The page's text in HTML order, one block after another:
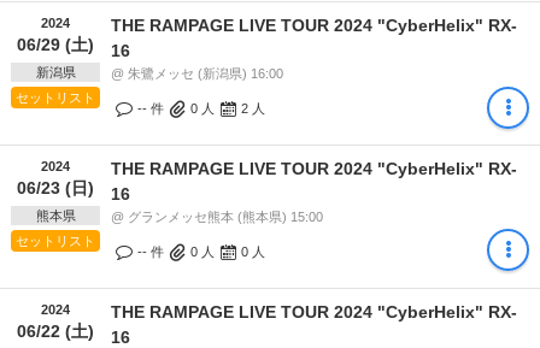
2024
06/29 (土)
新潟県
セットリスト
THE RAMPAGE LIVE TOUR 2024 "CyberHelix" RX-
16
@ 朱鷺メッセ (新潟県) 16:00
-- 件 0 人 2 人
2024
06/23 (日)
熊本県
セットリスト
THE RAMPAGE LIVE TOUR 2024 "CyberHelix" RX-
16
@ グランメッセ熊本 (熊本県) 15:00
-- 件 0 人 0 人
2024
06/22 (土)
THE RAMPAGE LIVE TOUR 2024 "CyberHelix" RX-
16